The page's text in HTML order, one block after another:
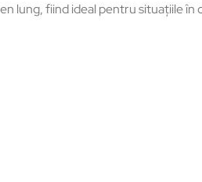
lung, fiind ideal pentru situațiile în